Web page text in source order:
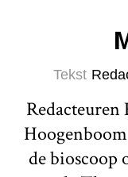
Tekst
Redacteuren
de bioscoop